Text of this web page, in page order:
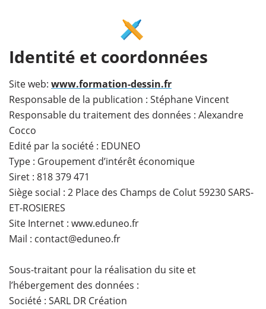
Identité et coordonnées
Site web: www.formation-dessin.fr
Responsable de la publication : Stéphane Vincent
Responsable du traitement des données : Alexandre
Cocco
Edité par la société : EDUNEO
Type : Groupement d’intérêt économique
Siret : 818 379 471
Siège social : 2 Place des Champs de Colut 59230 SARS-
ET-ROSIERES
Site Internet : www.eduneo.fr
Mail : contact@eduneo.fr
Sous-traitant pour la réalisation du site et
l’hébergement des données :
Société : SARL DR Création